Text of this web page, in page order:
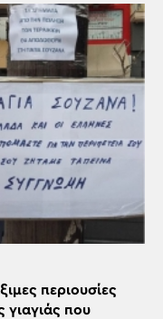
περιουσίες
που